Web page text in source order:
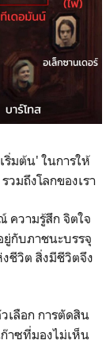
ริ่มต้น' ในการให้
วมถึงโลกของเรา
วามรู้สึก จิตใจ
กับภาชนะบรรจุ
ชีวิต สิ่งมีชีวิตจึง
เลือก การตัดสิน
าซที่มองไม่เห็น